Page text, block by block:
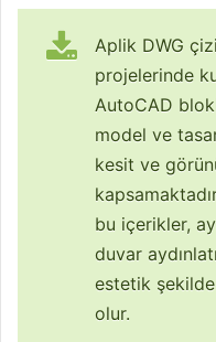
Aplik DWG
projelerinde
AutoCAD
model ve
kesit ve
bu içerikler,
duvar
estetik şekilde
olur.